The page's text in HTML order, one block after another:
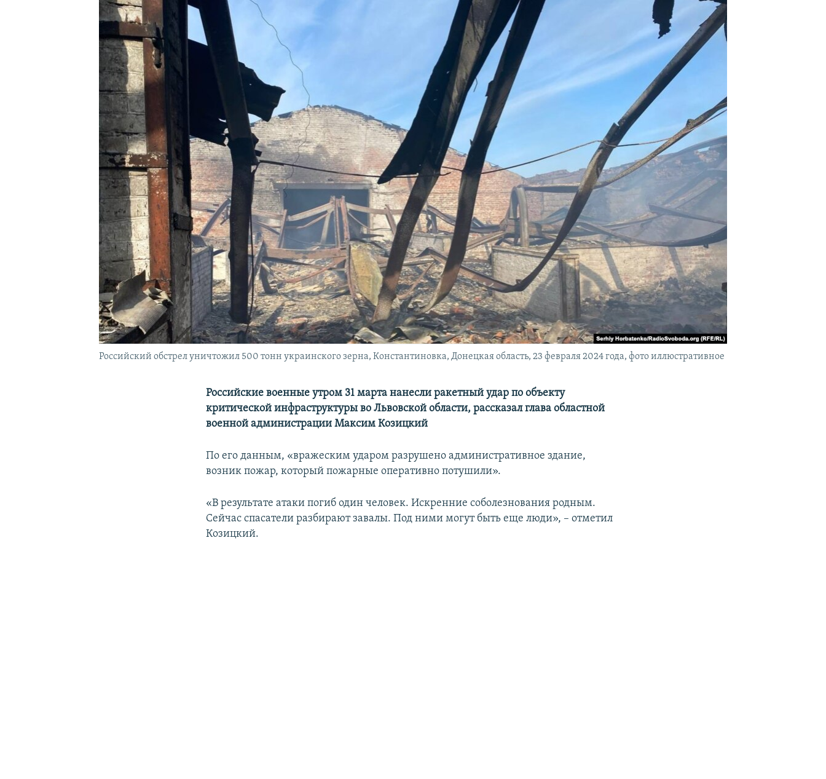
КРЫМ.НЕПОКОРЕННЫЙ
УКРАИНСКАЯ ПРОБЛЕМА КРЫМА
Российский обстрел уничтожил 500 тонн украинского зерна, Константиновка, Донецкая область, 23 февраля 2024 года, фото иллюстративное
Российские военные утром 31 марта нанесли ракетный удар по объекту
критической инфраструктуры во Львовской области, рассказал глава областной
военной администрации Максим Козицкий
По его данным, «вражеским ударом разрушено административное здание,
возник пожар, который пожарные оперативно потушили».
«В результате атаки погиб один человек. Искренние соболезнования родным.
Сейчас спасатели разбирают завалы. Под ними могут быть еще люди», – отметил
Козицкий.